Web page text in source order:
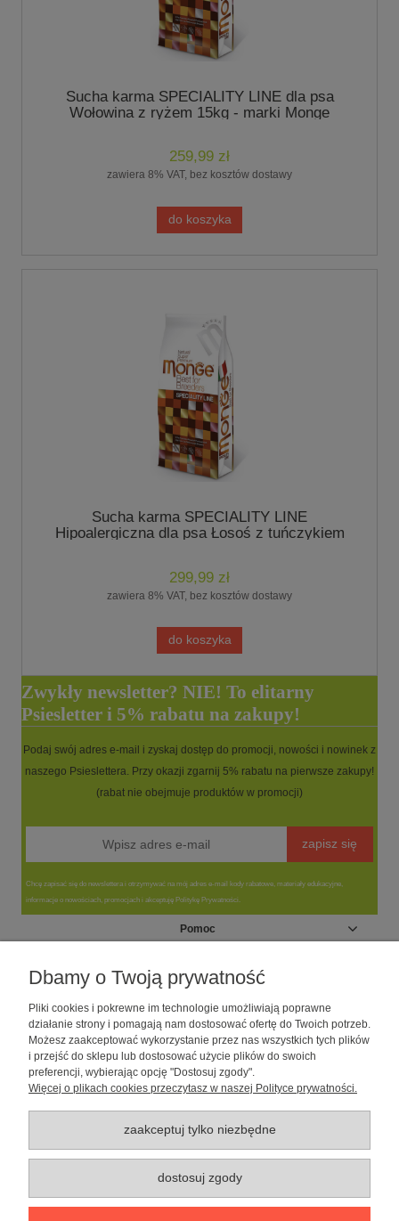
Sucha karma SPECIALITY LINE dla psa
Wołowina z ryżem 15kg - marki Monge
259,99 zł
zawiera 8% VAT, bez kosztów dostawy
do koszyka
Sucha karma SPECIALITY LINE
Hipoalergiczna dla psa Łosoś z tuńczykiem
299,99 zł
zawiera 8% VAT, bez kosztów dostawy
do koszyka
Zwykły newsletter? NIE! To elitarny
Psiesletter i 5% rabatu na zakupy!
Podaj swój adres e-mail i zyskaj dostęp do promocji, nowości i nowinek z
naszego Psieslettera. Przy okazji zgarnij 5% rabatu na pierwsze zakupy!
(rabat nie obejmuje produktów w promocji)
zapisz się
Chcę zapisać się do newslettera i otrzymywać na mój adres e-mail kody rabatowe, materiały edukacyjne,
informacje o nowościach, promocjach i akceptuję Politykę Prywatności.
Pomoc
Moje konto
Informacje
O nas
Sklep dla psów caniLOVE| NIP: 5251057141 | ul. Strzelecka 54/56, 64-
010 Krzywiń, woj. wielkopolskie | telefon: 600 189 631, e-mail:
sklep@canilove.pl
Realizacja:Centrum Usług E-Commerce Łukasz Wiśniewski2021 |
Oprogramowanie:Shoper
Dbamy o Twoją prywatność
Pliki cookies i pokrewne im technologie umożliwiają poprawne
działanie strony i pomagają nam dostosować ofertę do Twoich potrzeb.
Możesz zaakceptować wykorzystanie przez nas wszystkich tych plików
i przejść do sklepu lub dostosować użycie plików do swoich
preferencji, wybierając opcję "Dostosuj zgody".
Więcej o plikach cookies przeczytasz w naszej Polityce prywatności.
zaakceptuj tylko niezbędne
dostosuj zgody